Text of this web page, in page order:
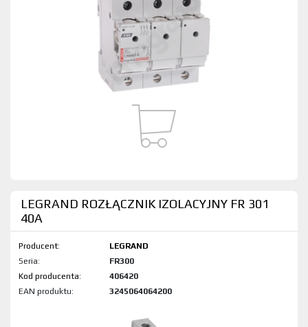
LEGRAND ROZŁĄCZNIK IZOLACYJNY FR 301
40A
Producent:
LEGRAND
Seria:
FR300
Kod produktu:
406420
EAN produktu:
3245064064200